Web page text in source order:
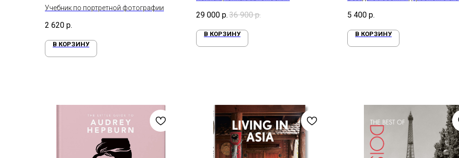
Учебник по портретной фотографии
2 620 р.
В КОРЗИНУ
29 000 р. 36 900 р.
В КОРЗИНУ
5 400 р.
В КОРЗИНУ